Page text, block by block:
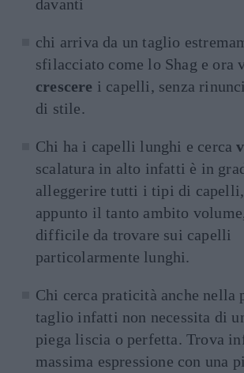
davanti
chi arriva da un taglio
sfilacciato come lo Shag e ora
crescere i capelli, senza
di stile.
Chi ha i capelli lunghi e cerca
scalatura in alto infatti è in
alleggerire tutti i tipi di capelli,
appunto il tanto ambito
difficile da trovare sui capelli
particolarmente lunghi.
Chi cerca praticità anche nella
taglio infatti non necessita di
piega liscia o perfetta. Trova
massima espressione con una